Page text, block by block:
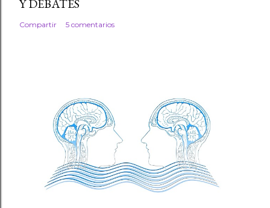
Y DEBATES
Compartir 5 comentarios